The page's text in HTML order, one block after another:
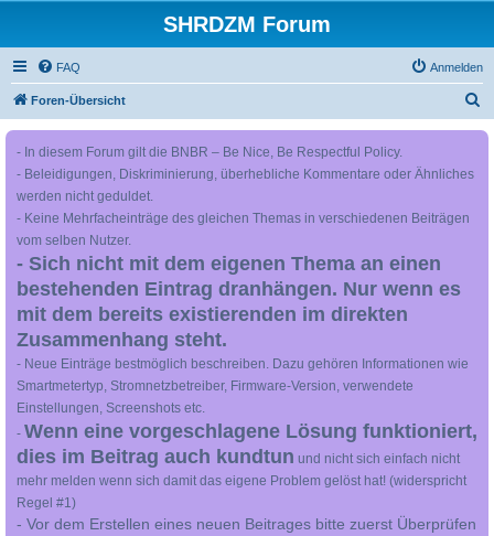
SHRDZM Forum
FAQ Anmelden
Foren-Übersicht
- In diesem Forum gilt die BNBR – Be Nice, Be Respectful Policy.
- Beleidigungen, Diskriminierung, überhebliche Kommentare oder Ähnliches
werden nicht geduldet.
- Keine Mehrfacheinträge des gleichen Themas in verschiedenen Beiträgen
vom selben Nutzer.
- Sich nicht mit dem eigenen Thema an einen
bestehenden Eintrag dranhängen. Nur wenn es
mit dem bereits existierenden im direkten
Zusammenhang steht.
- Neue Einträge bestmöglich beschreiben. Dazu gehören Informationen wie
Smartmetertyp, Stromnetzbetreiber, Firmware-Version, verwendete
Einstellungen, Screenshots etc.
- Wenn eine vorgeschlagene Lösung funktioniert,
dies im Beitrag auch kundtun und nicht sich einfach nicht
mehr melden wenn sich damit das eigene Problem gelöst hat! (widerspricht
Regel #1)
- Vor dem Erstellen eines neuen Beitrages bitte zuerst Überprüfen